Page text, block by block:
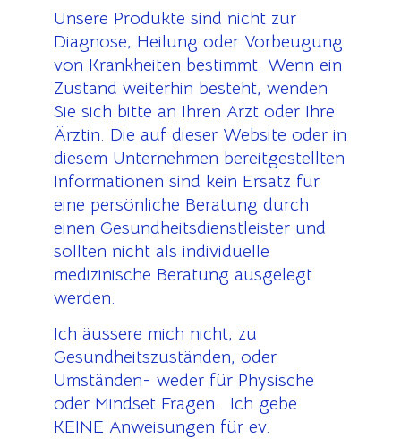
Unsere Produkte sind nicht zur
Diagnose, Heilung oder Vorbeugung
von Krankheiten bestimmt. Wenn ein
Zustand weiterhin besteht, wenden
Sie sich bitte an Ihren Arzt oder Ihre
Ärztin. Die auf dieser Website oder in
diesem Unternehmen bereitgestellten
Informationen sind kein Ersatz für
eine persönliche Beratung durch
einen Gesundheitsdienstleister und
sollten nicht als individuelle
medizinische Beratung ausgelegt
werden.
Ich äussere mich nicht, zu
Gesundheitszuständen, oder
Umständen- weder für Physische
oder Mindset Fragen. Ich gebe
KEINE Anweisungen für ev.